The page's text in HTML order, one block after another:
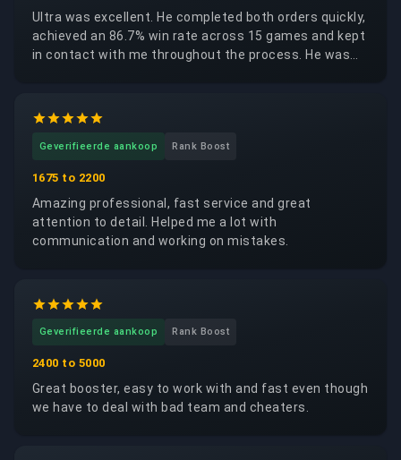
Ultra was excellent. He completed both orders quickly,
achieved an 86.7% win rate across 15 games and kept
in contact with me throughout the process. He was
Geverifieerde aankoop Rank Boost
1675 to 2200
Amazing professional, fast service and great
attention to detail. Helped me a lot with
communication and working on mistakes.
Geverifieerde aankoop Rank Boost
2400 to 5000
Great booster, easy to work with and fast even though
we have to deal with bad team and cheaters.